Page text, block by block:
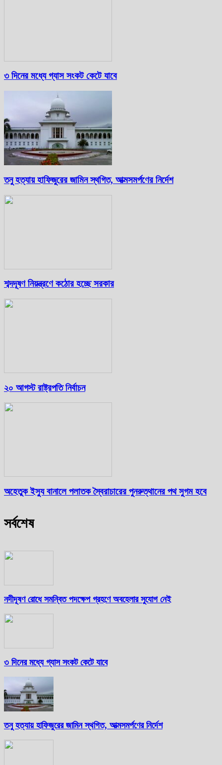
৩ দিনের মধ্যে গ্যাস সংকট কেটে যাবে
তনু হত্যায় হাফিজুরের জামিন স্থগিত, আত্মসমর্পণের নির্দেশ
শব্দদূষণ নিয়ন্ত্রণে কঠোর হচ্ছে সরকার
২০ আগস্ট রাষ্ট্রপতি নির্বাচন
অহেতুক ইস্যু বানালে পলাতক স্বৈরাচারের পুনরুত্থানের পথ সুগম হবে
সর্বশেষ
নদীদূষণ রোধে সমন্বিত পদক্ষেপ গ্রহণে অবহেলার সুযোগ নেই
৩ দিনের মধ্যে গ্যাস সংকট কেটে যাবে
তনু হত্যায় হাফিজুরের জামিন স্থগিত, আত্মসমর্পণের নির্দেশ